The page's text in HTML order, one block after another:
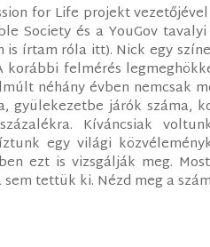
for Life projekt
Society és a YouGov
írtam róla itt). Nick egy
korábbi felmérés
néhány évben nemcsak
gyülekezetbe járók száma,
Kíváncsiak
egy világi
ezt is vizsgálják meg.
tettük ki. Nézd meg a